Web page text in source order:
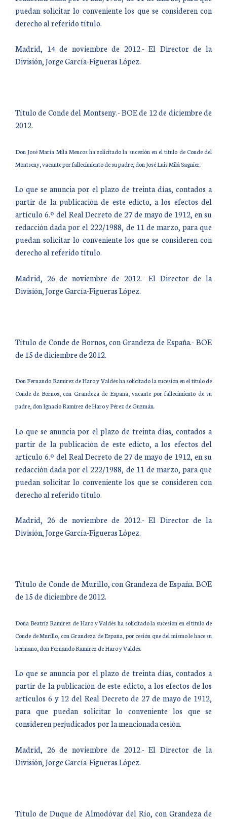
puedan solicitar lo conveniente los que se consideren con
derecho al referido título.
Madrid, 14 de noviembre de 2012.- El Director de la
División, Jorge García-Figueras López.
Título de Conde del Montseny.- BOE de 12 de diciembre de
2012.
Don José María Milá Mencos ha solicitado la sucesión en el título de Conde del
Montseny, vacante por fallecimiento de su padre, don José Luis Milá Sagnier.
Lo que se anuncia por el plazo de treinta días, contados a
partir de la publicación de este edicto, a los efectos del
artículo 6.º del Real Decreto de 27 de mayo de 1912, en su
redacción dada por el 222/1988, de 11 de marzo, para que
puedan solicitar lo conveniente los que se consideren con
derecho al referido título.
Madrid, 26 de noviembre de 2012.- El Director de la
División, Jorge García-Figueras López.
Título de Conde de Bornos, con Grandeza de España.- BOE
de 15 de diciembre de 2012.
Don Fernando Ramírez de Haro y Valdés ha solicitado la sucesión en el título de
Conde de Bornos, con Grandeza de España, vacante por fallecimiento de su
padre, don Ignacio Ramírez de Haro y Pérez de Guzmán.
Lo que se anuncia por el plazo de treinta días, contados a
partir de la publicación de este edicto, a los efectos del
artículo 6.º del Real Decreto de 27 de mayo de 1912, en su
redacción dada por el 222/1988, de 11 de marzo, para que
puedan solicitar lo conveniente los que se consideren con
derecho al referido título.
Madrid, 26 de noviembre de 2012.- El Director de la
División, Jorge García-Figueras López.
Título de Conde de Murillo, con Grandeza de España. BOE
de 15 de diciembre de 2012.
Doña Beatriz Ramírez de Haro y Valdés ha solicitado la sucesión en el título de
Conde de Murillo, con Grandeza de España, por cesión que del mismo le hace su
hermano, don Fernando Ramírez de Haro y Valdés.
Lo que se anuncia por el plazo de treinta días, contados a
partir de la publicación de este edicto, a los efectos de los
artículos 6 y 12 del Real Decreto de 27 de mayo de 1912,
para que puedan solicitar lo conveniente los que se
consideren perjudicados por la mencionada cesión.
Madrid, 26 de noviembre de 2012.- El Director de la
División, Jorge García-Figueras López.
Título de Duque de Almodóvar del Río, con Grandeza de